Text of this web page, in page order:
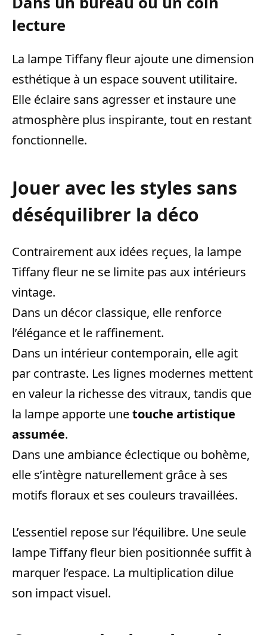
lecture
La lampe Tiffany fleur ajoute une dimension
esthétique à un espace souvent utilitaire.
Elle éclaire sans agresser et instaure une
atmosphère plus inspirante, tout en restant
fonctionnelle.
Jouer avec les styles sans
déséquilibrer la déco
Contrairement aux idées reçues, la lampe
Tiffany fleur ne se limite pas aux intérieurs
vintage.
Dans un décor classique, elle renforce
l’élégance et le raffinement.
Dans un intérieur contemporain, elle agit
par contraste. Les lignes modernes mettent
en valeur la richesse des vitraux, tandis que
la lampe apporte unetouche artistique
assumée.
Dans une ambiance éclectique ou bohème,
elle s’intègre naturellement grâce à ses
motifs floraux et ses couleurs travaillées.
L’essentiel repose sur l’équilibre. Une seule
lampe Tiffany fleur bien positionnée suffit à
marquer l’espace. La multiplication dilue
son impact visuel.